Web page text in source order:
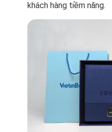
khách hàng tiềm năng.